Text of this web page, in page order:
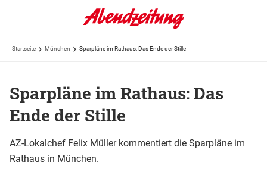
Startseite München Sparpläne im Rathaus: Das Ende der Stille
Sparpläne im Rathaus: Das
Ende der Stille
AZ-Lokalchef Felix Müller kommentiert die Sparpläne im
Rathaus in München.